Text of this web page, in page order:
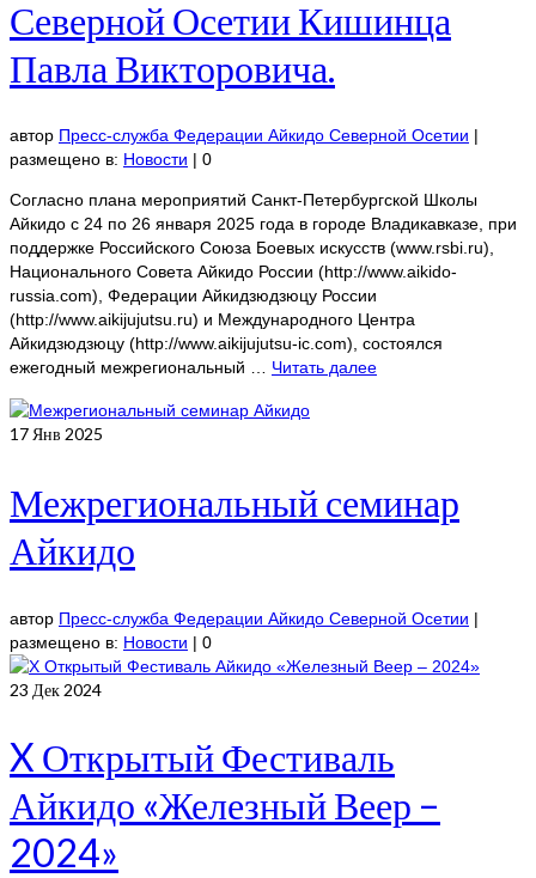
Северной Осетии Кишинца
Павла Викторовича.
автор Пресс-служба Федерации Айкидо Северной Осетии |
размещено в: Новости | 0
Согласно плана мероприятий Санкт-Петербургской Школы
Айкидо с 24 по 26 января 2025 года в городе Владикавказе, при
поддержке Российского Союза Боевых искусств (www.rsbi.ru),
Национального Совета Айкидо России (http://www.aikido-
russia.com), Федерации Айкидзюдзюцу России
(http://www.aikijujutsu.ru) и Международного Центра
Айкидзюдзюцу (http://www.aikijujutsu-ic.com), состоялся
ежегодный межрегиональный … Читать далее
17Янв 2025
Межрегиональный семинар
Айкидо
автор Пресс-служба Федерации Айкидо Северной Осетии |
размещено в: Новости | 0
23 Дек 2024
X Открытый Фестиваль
Айкидо «Железный Веер –
2024»